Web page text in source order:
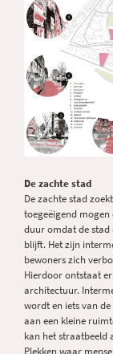
De zachte stad
De zachte stad
toegeëigend
duur omdat de
blijft. Het zijn
bewoners zich
Hierdoor ontstaat
architectuur.
wordt en iets van
aan een kleine
kan het straatbeeld
Plekken waar